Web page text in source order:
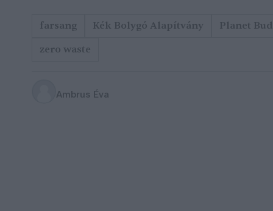
farsang Kék Bolygó Alapítvány
Planet
zero waste
Ambrus Éva